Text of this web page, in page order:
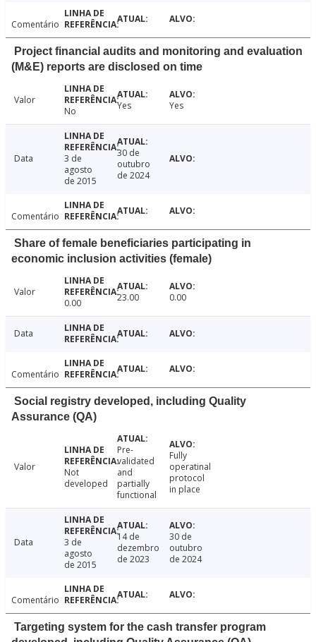
Comentário
Project financial audits and monitoring and evaluation
(M&E) reports are disclosed on time
Valor
No
Yes Yes
Data
3 de
agosto
de 2015
30 de
outubro
de 2024
Comentário
Share of female beneficiaries participating in
economic inclusion activities (female)
Valor
0.00
23.00 0.00
Data
Comentário
Social registry developed, including Quality
Assurance (QA)
Valor
Not
developed
Pre-
validated
and
partially
functional
Fully
operatinal
protocol
in place
Data
3 de
agosto
de 2015
14 de
dezembro
de 2023
30 de
outubro
de 2024
Comentário
Targeting system for the cash transfer program